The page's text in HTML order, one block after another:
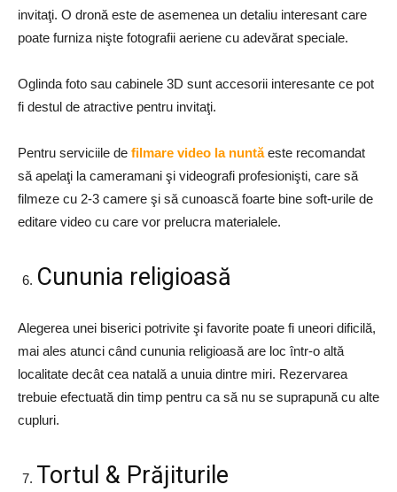
invitaţi. O dronă este de asemenea un detaliu interesant care
poate furniza nişte fotografii aeriene cu adevărat speciale.
Oglinda foto sau cabinele 3D sunt accesorii interesante ce pot
fi destul de atractive pentru invitaţi.
Pentru serviciile de filmare video la nuntăeste recomandat
să apelaţi la cameramani şi videografi profesionişti, care să
filmeze cu 2-3 camere şi să cunoască foarte bine soft-urile de
editare video cu care vor prelucra materialele.
Cununia religioasă
Alegerea unei biserici potrivite şi favorite poate fi uneori dificilă,
mai ales atunci când cununia religioasă are loc într-o altă
localitate decât cea natală a unuia dintre miri. Rezervarea
trebuie efectuată din timp pentru ca să nu se suprapună cu alte
cupluri.
Tortul & Prăjiturile